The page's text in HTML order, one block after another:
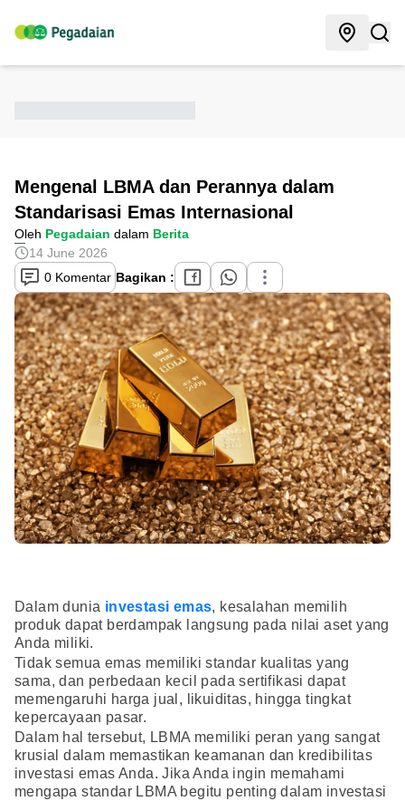
Mengenal LBMA dan Perannya dalam
Standarisasi Emas Internasional
Oleh Pegadaian dalam Berita
14 June 2026
0 Komentar Bagikan :
Dalam dunia investasi emas, kesalahan memilih
produk dapat berdampak langsung pada nilai aset yang
Anda miliki.
Tidak semua emas memiliki standar kualitas yang
sama, dan perbedaan kecil pada sertifikasi dapat
memengaruhi harga jual, likuiditas, hingga tingkat
kepercayaan pasar.
Dalam hal tersebut, LBMA memiliki peran yang sangat
krusial dalam memastikan keamanan dan kredibilitas
investasi emas Anda. Jika Anda ingin memahami
mengapa standar LBMA begitu penting dalam investasi